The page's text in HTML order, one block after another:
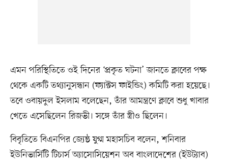
এমন পরিস্থিতিতে ওই দিনের ‘প্রকৃত ঘটনা’ জানতে ক্লাবের পক্ষ
থেকে একটি তথ্যানুসন্ধান (ফ্যাক্টস ফাইন্ডিং) কমিটি করা হয়েছে।
তবে ওবায়দুল ইসলাম বলেছেন, তাঁর আমন্ত্রণে ক্লাবে শুধু খাবার
খেতে এসেছিলেন রিজভী। সঙ্গে তাঁর স্ত্রীও ছিলেন।
বিবৃতিতে বিএনপির জ্যেষ্ঠ যুগ্ম মহাসচিব বলেন, শনিবার
ইউনিভার্সিটি টিচার্স অ্যাসোসিয়েশন অব বাংলাদেশের (ইউট্যাব)